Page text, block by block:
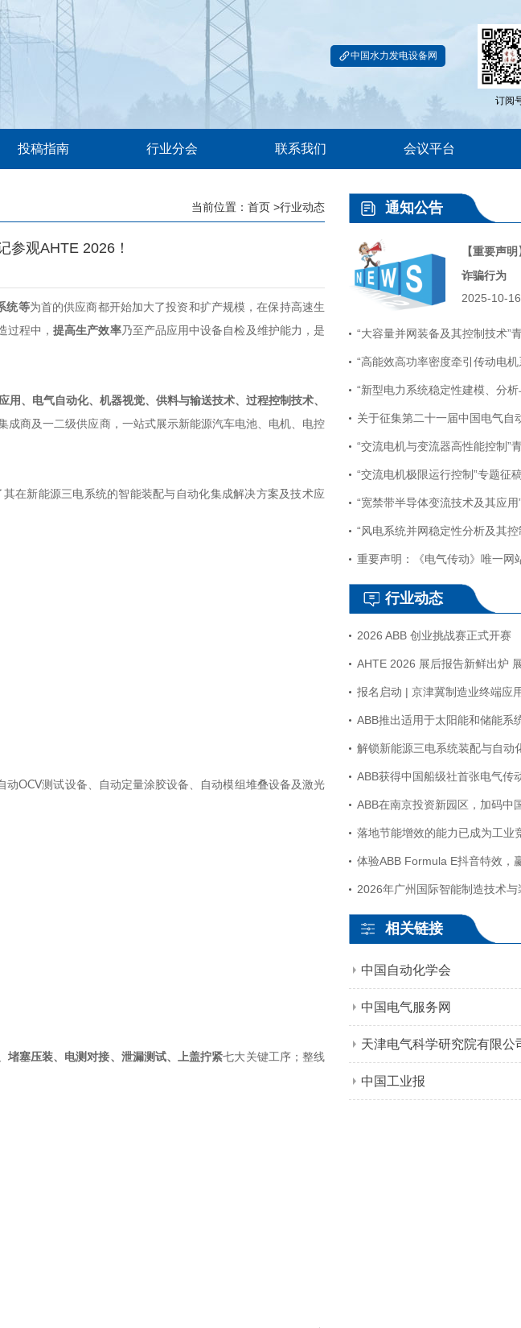
订阅
中国水力发电设备网
投稿指南 行业分会 联系我们 会议平台
当前位置： 首页 >行业动态
参观AHTE 2026！
统等为首的供应商都开始加大了投资和扩产规模，在保持高速生
过程中，提高生产效率乃至产品应用中设备自检及维护能力，是
、电气自动化、机器视觉、供料与输送技术、过程控制技术、
成商及一二级供应商，一站式展示新能源汽车电池、电机、电控
其在新能源三电系统的智能装配与自动化集成解决方案及技术应
动OCV测试设备、自动定量涂胶设备、自动模组堆叠设备及激光
堵塞压装、电测对接、泄漏测试、上盖拧紧七大关键工序；整线
通知公告
【重要声
诈骗行为
2025-10-16
“交流电机极限运行控制”专题征
“宽禁带半导体变流技术及其应
行业动态
2026 ABB 创业挑战赛正式开赛
报名启动 | 京津冀制造业终端应
ABB在南京投资新园区，加码中
落地节能增效的能力已成为工业
相关链接
中国自动化学会
中国电气服务网
天津电气科学研究院有限公
中国工业报